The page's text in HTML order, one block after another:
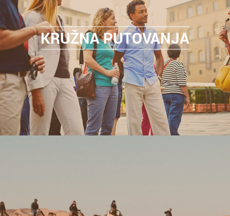
KRUŽNA PUTOVANJA